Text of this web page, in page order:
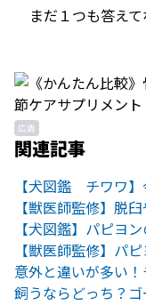
まだ１つも答え
広告
関連記事
【犬図鑑 チワワ
意外と違いが多い